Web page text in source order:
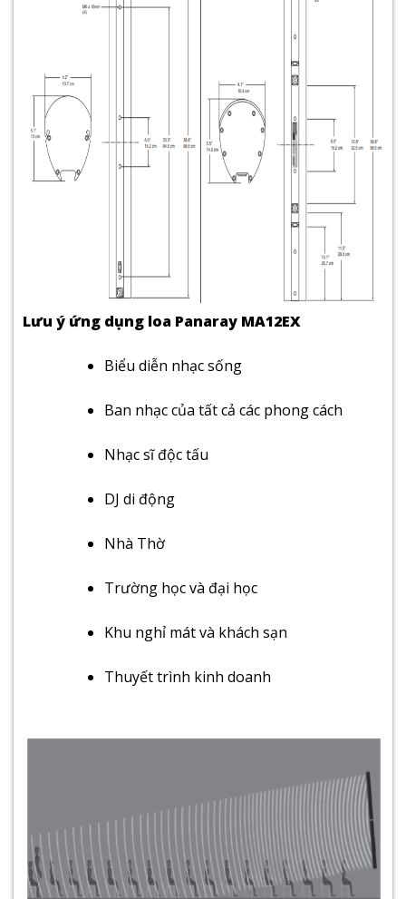
Lưu ý ứng dụng loa Panaray MA12EX
Biểu diễn nhạc sống
Ban nhạc của tất cả các phong cách
Nhạc sĩ độc tấu
DJ di động
Nhà Thờ
Trường học và đại học
Khu nghỉ mát và khách sạn
Thuyết trình kinh doanh